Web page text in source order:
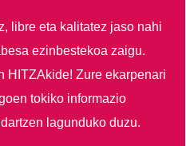
libre eta kalitatez jaso nahi
ezinbestekoa zaigu.
HITZAkide!Zure ekarpenari
tokiko informazio
lagunduko duzu.